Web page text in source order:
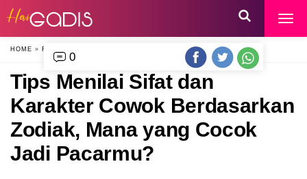
HOME » RELATIONSHIP
Tips Menilai Sifat dan
Karakter Cowok Berdasarkan
Zodiak, Mana yang Cocok
Jadi Pacarmu?
0